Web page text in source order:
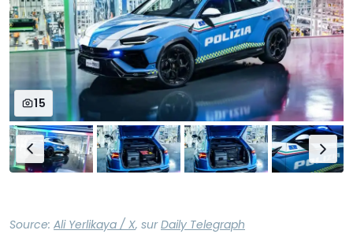
15
Source: Ali Yerlikaya / X, surDaily Telegraph